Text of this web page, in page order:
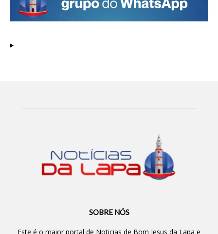
SOBRE NÓS
Este é o maior portal de Noticias de Bom Jesus da Lapa e